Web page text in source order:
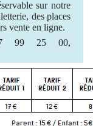
sur notre
des places
vente en ligne.
99 25 00,